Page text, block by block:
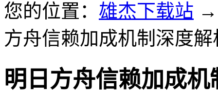
您的位置： 雄杰下载站
方舟信赖加成机制深度解
明日方舟信赖加成机